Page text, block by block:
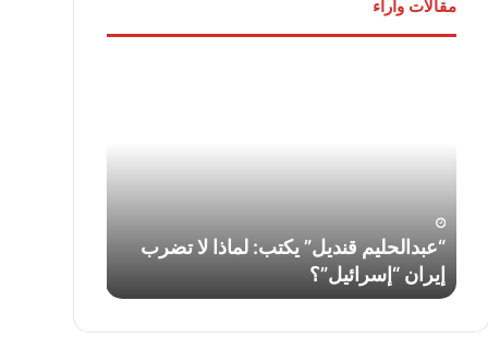
مقالات وآراء
“إسرائيل”؟
“عبدالحليم قنديل” يكتب: لماذا لا تضرب
إيران “إسرائيل”؟